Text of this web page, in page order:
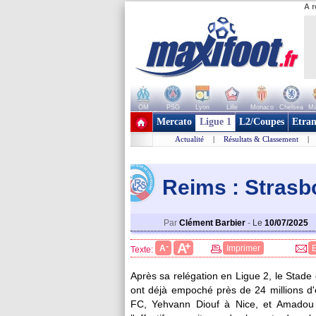
A
OM PSG Lyon Lille Monaco Chelsea
+ de clubs
Mercato Ligue 1 L2/Coupes
Actualité | Résultats & Classement |
Reims :
Par Clément Barbier - Le 10/07/2025
Texte: A- A+ Imprimer
Après sa relégation en Ligue 2, le
ont déjà empoché près de 24 millions
FC, Yehvann Diouf à Nice, et